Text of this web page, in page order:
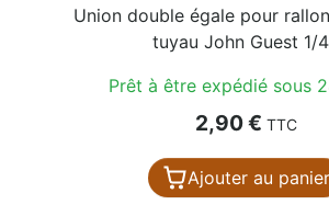
Union double égale pour
tuyau John Guest 1/
Prêt à être expédié sous
Prix
2,90 € TTC
Ajouter au panier